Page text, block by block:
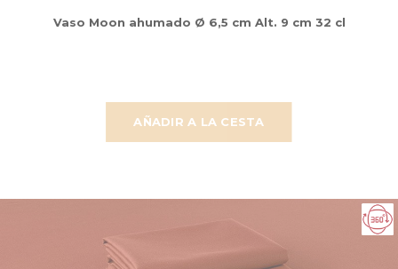
AÑADIR A LA CESTA
Vaso Moon ahumado Ø 6,5 cm Alt. 9 cm 32 cl